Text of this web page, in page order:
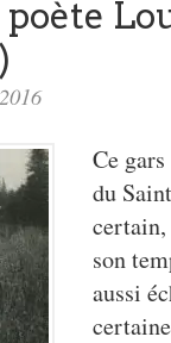
Ce
du
certain,
son
aussi